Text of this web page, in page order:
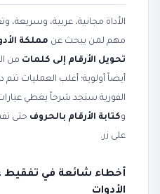
الأداة مجانية، عربية، وسريعة،
مهم لمن يبحث عن مملكة
تحويل الأرقام إلى كلمات من
أيضاً أولوية؛ أغلب العمليات
الفورية ستجد شرحاً يغطي
وكتابة الأرقام بالحروف حتى
على زر.
أخطاء شائعة في تفقيط
الأدوات